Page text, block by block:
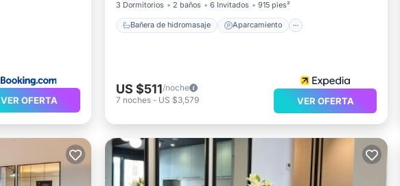
VER OFERTA
3 Dormitorios 2 baños 6 Invitados 915 pies²
Bañera de hidromasaje Aparcamiento
US $511/noche
7 noches - US $3,579 VER OFERTA